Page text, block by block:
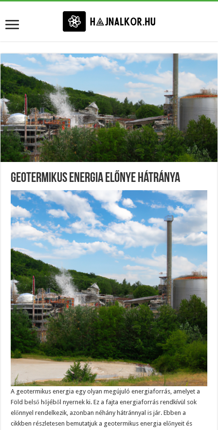
Geotermikus Energia Előnye Hátránya
A geotermikus energia egy olyan megújuló energiaforrás, amelyet a
Föld belső hőjéből nyernek ki. Ez a fajta energiaforrás rendkívül sok
előnnyel rendelkezik, azonban néhány hátránnyal is jár. Ebben a
cikkben részletesen bemutatjuk a geotermikus energia előnyeit és